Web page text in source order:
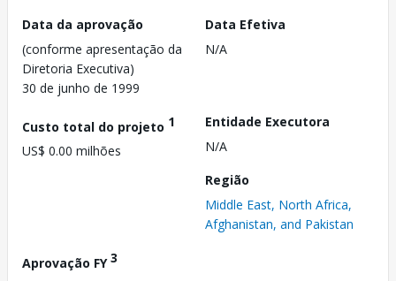
Data da aprovação
(conforme apresentação da
Diretoria Executiva)
30 de junho de 1999
Data Efetiva
N/A
Custo total do projeto 1
US$ 0.00 milhões
Entidade Executora
N/A
Região
Middle East, North Africa,
Afghanistan, and Pakistan
Aprovação FY3